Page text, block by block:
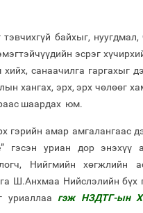
байхыг,
эсрэг
санаачилга гаргахыг
хангах, эрх, эрх чөлөөг
шаардах юм.
гэрийн амар амгалангаас
гэсэн уриан дор энэхүү
Нийгмийн хөгжлийн
Ш.Анхмаа Нийслэлийн бүх
уриаллаа гэж НЗДТГ-ын